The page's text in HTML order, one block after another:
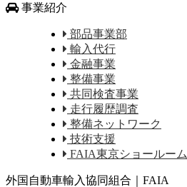
事業紹介
部品事業部
輸入代行
金融事業
整備事業
共同検査事業
走行履歴調査
整備ネットワーク
技術支援
FAIA東京ショールーム
外国自動車輸入協同組合｜FAIA